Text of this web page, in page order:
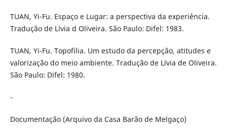
TUAN, Yi-Fu. Espaço e Lugar: a perspectiva da experiência.
Tradução de Lívia d Oliveira. São Paulo: Difel: 1983.
TUAN, Yi-Fu. Topofilia. Um estudo da percepção, atitudes e
valorização do meio ambiente. Tradução de Lívia de Oliveira.
São Paulo: Difel: 1980.
-
Documentação (Arquivo da Casa Barão de Melgaço)